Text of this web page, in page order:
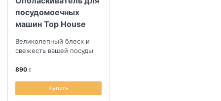
посудомоечных
машин Top House
Великолепный блеск и
свежесть вашей посуды
890
Купить